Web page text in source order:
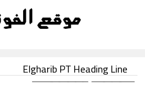
Elgharib PT Heading Line